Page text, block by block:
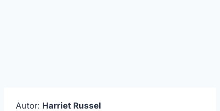
Autor: Harriet Russel